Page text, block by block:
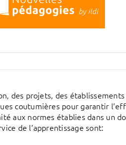
des projets, des
coutumières pour garantir
aux normes établies dans un
de l’apprentissage sont: